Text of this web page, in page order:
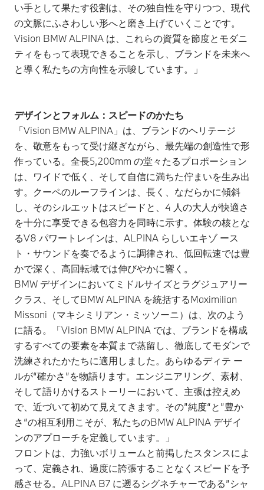
い手として果たす役割は、その独自性を守りつつ、現代
の文脈にふさわしい形へと磨き上げていくことです。
Vision BMW ALPINA は、これらの資質を節度とモダニ
ティをもって表現できることを示し、ブランドを未来へ
と導く私たちの方向性を示唆しています。」
デザインとフォルム：スピードのかたち
「Vision BMW ALPINA」は、ブランドのヘリテージ
を、敬意をもって受け継ぎながら、最先端の創造性で形
作っている。全長5,200mm の堂々たるプロポーション
は、ワイドで低く、そして自信に満ちた佇まいを生み出
す。クーペのルーフラインは、長く、なだらかに傾斜
し、そのシルエットはスピードと、4 人の大人が快適さ
を十分に享受できる包容力を同時に示す。体験の核とな
るV8 パワートレインは、ALPINA らしいエキゾ ース
ト・サウンドを奏でるように調律され、低回転速では豊
かで深く、高回転域では伸びやかに響く。
BMW デザインにおいてミドルサイズとラグジュアリー
クラス、そしてBMW ALPINA を統括するMaximilian
Missoni（マキシミリアン・ミッソーニ）は、次のよう
に語る。「Vision BMW ALPINA では、ブランドを構成
するすべての要素を本質まで蒸留し、徹底してモダンで
洗練されたかたちに適用しました。あらゆるディテ ー
ルが“確かさ”を物語ります。エンジニアリング、素材、
そして語りかけるストーリーにおいて、主張は控えめ
で、近づいて初めて見えてきます。その”純度“と”豊か
さ“の相互利用こそが、私たちのBMW ALPINA デザイ
ンのアプローチを定義しています。」
フロントは、力強いボリュームと前掲したスタンスによ
って、定義され、過度に誇張することなくスピードを予
感させる。ALPINA B7 に遡るシグネチャーである”シャ